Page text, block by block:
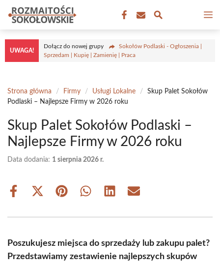
Przejdź
treści
UWAGA!
Dołącz do nowej grupy
Sokołów Podlaski - Ogłoszenia |
Sprzedam | Kupię | Zamienię | Praca
Strona główna / Firmy / Usługi Lokalne /
Skup Palet Sokołów
Podlaski – Najlepsze Firmy w 2026 roku
Skup Palet Sokołów Podlaski –
Najlepsze Firmy w 2026 roku
Data dodania: 1 sierpnia 2026 r.
Share
Share
(Twitter)
Share Share Share Share
Poszukujesz miejsca do sprzedaży lub zakupu palet?
Przedstawiamy zestawienie najlepszych skupów